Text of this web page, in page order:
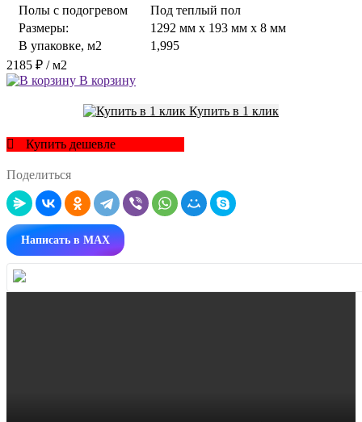
Полы с подогревом
Под теплый пол
Размеры:
1292 мм x 193 мм x 8 мм
В упаковке, м2
1,995
2185 ₽ / м2
В корзину
Купить в 1 клик
Купить дешевле
Поделиться
Написать в MAX